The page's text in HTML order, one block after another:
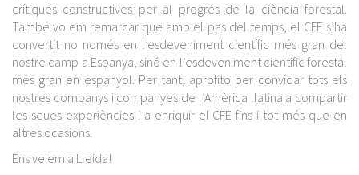
crítiques constructives per al progrés de la ciència forestal.
També volem remarcar que amb el pas del temps, el CFE s’ha
convertit no només en l’esdeveniment científic més gran del
nostre camp a Espanya, sinó en l’esdeveniment científic forestal
més gran en espanyol. Per tant, aprofito per convidar tots els
nostres companys i companyes de l’Amèrica llatina a compartir
les seues experiències i a enriquir el CFE fins i tot més que en
altres ocasions.
Ens veiem a Lleida!